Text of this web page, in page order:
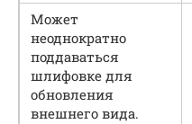
Может
неоднократно
поддаваться
шлифовке для
обновления
внешнего вида.